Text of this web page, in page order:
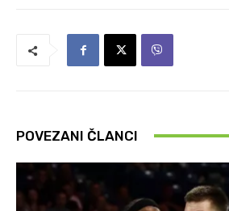
POVEZANI ČLANCI